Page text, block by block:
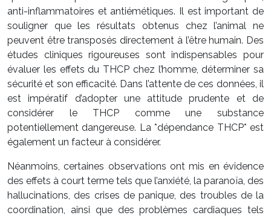
anti-inflammatoires et antiémétiques. Il est important de
souligner que les résultats obtenus chez l’animal ne
peuvent être transposés directement à l’être humain. Des
études cliniques rigoureuses sont indispensables pour
évaluer les effets du THCP chez l’homme, déterminer sa
sécurité et son efficacité. Dans l’attente de ces données, il
est impératif d’adopter une attitude prudente et de
considérer le THCP comme une substance
potentiellement dangereuse. La *dépendance THCP* est
également un facteur à considérer.
Néanmoins, certaines observations ont mis en évidence
des effets à court terme tels que l’anxiété, la paranoïa, des
hallucinations, des crises de panique, des troubles de la
coordination, ainsi que des problèmes cardiaques tels